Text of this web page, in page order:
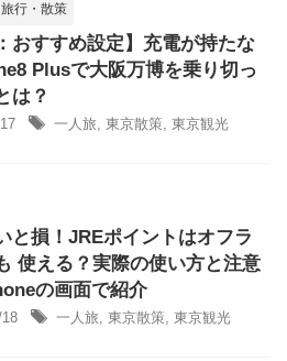
旅行・散策
おすすめ設定】充電が持たな
Plusで大阪万博を乗り切っ
は？
一人旅, 東京散策, 東京観光
と損！JREポイントはオフラ
使える？実際の使い方と注意
の画面で紹介
一人旅, 東京散策, 東京観光